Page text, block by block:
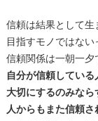
信頼は結果として
目指すモノではない
信頼関係は一朝一夕
自分が信頼してい
大切にするのみなら
人からもまた信頼